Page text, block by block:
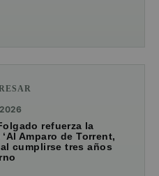
refuerza la
Amparo de Torrent,
al cumplirse tres años